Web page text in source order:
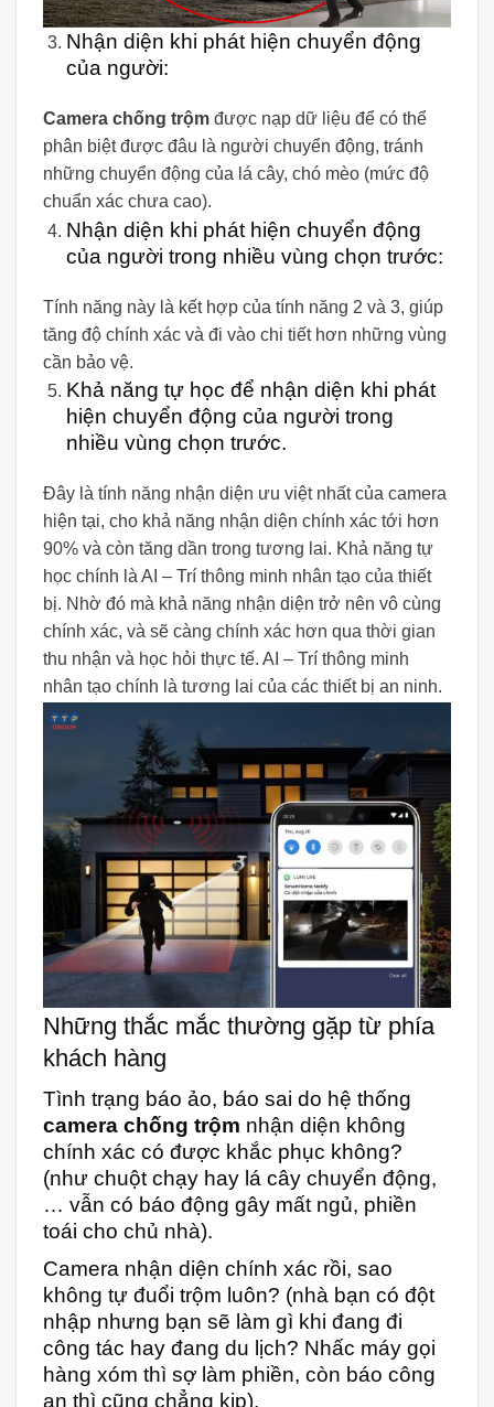
Nhận diện khi phát hiện chuyển động
của người:
Camera chống trộm được nạp dữ liệu để có thể
phân biệt được đâu là người chuyển động, tránh
những chuyển động của lá cây, chó mèo (mức độ
chuẩn xác chưa cao).
Nhận diện khi phát hiện chuyển động
của người trong nhiều vùng chọn trước:
Tính năng này là kết hợp của tính năng 2 và 3, giúp
tăng độ chính xác và đi vào chi tiết hơn những vùng
cần bảo vệ.
Khả năng tự học để nhận diện khi phát
hiện chuyển động của người trong
nhiều vùng chọn trước.
Đây là tính năng nhận diện ưu việt nhất của camera
hiện tại, cho khả năng nhận diện chính xác tới hơn
90% và còn tăng dần trong tương lai. Khả năng tự
học chính là AI – Trí thông minh nhân tạo của thiết
bị. Nhờ đó mà khả năng nhận diện trở nên vô cùng
chính xác, và sẽ càng chính xác hơn qua thời gian
thu nhận và học hỏi thực tế. AI – Trí thông minh
nhân tạo chính là tương lai của các thiết bị an ninh.
Những thắc mắc thường gặp từ phía
khách hàng
Tình trạng báo ảo, báo sai do hệ thống
camera chống trộm nhận diện không
chính xác có được khắc phục không?
(như chuột chạy hay lá cây chuyển động,
… vẫn có báo động gây mất ngủ, phiền
toái cho chủ nhà).
Camera nhận diện chính xác rồi, sao
không tự đuổi trộm luôn? (nhà bạn có đột
nhập nhưng bạn sẽ làm gì khi đang đi
công tác hay đang du lịch? Nhấc máy gọi
hàng xóm thì sợ làm phiền, còn báo công
an thì cũng chẳng kịp).